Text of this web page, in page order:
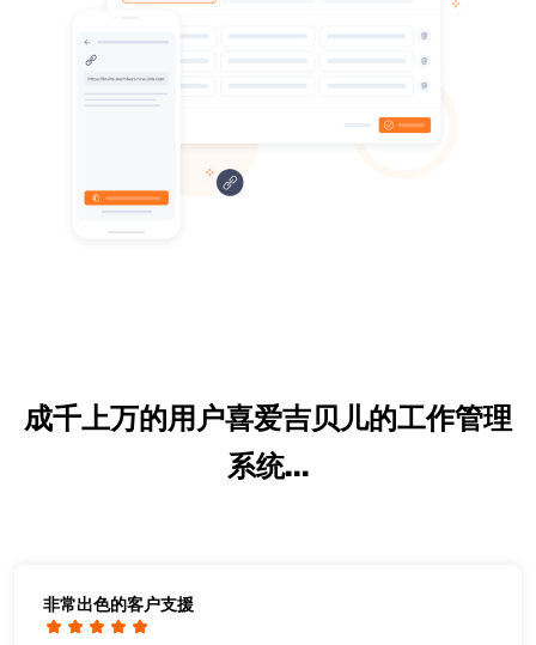
成千上万的用户喜爱吉贝儿的工作管理
系统...
非常出色的客户支援